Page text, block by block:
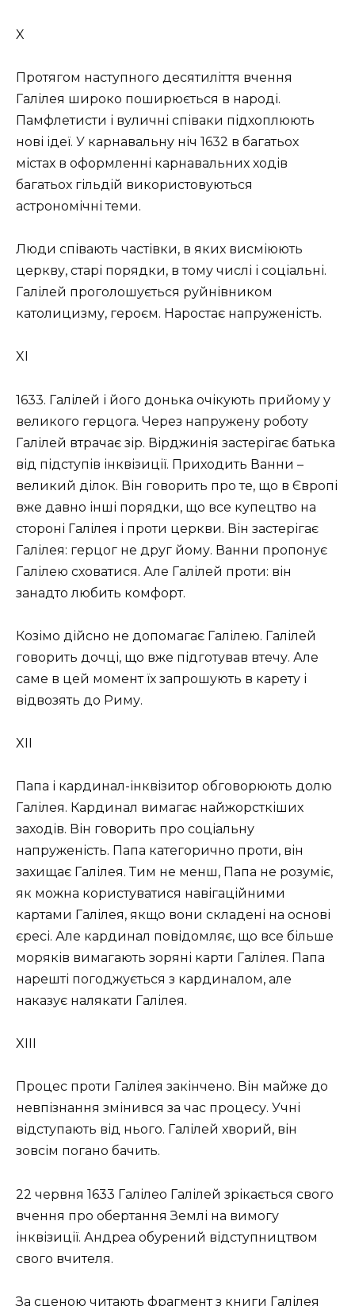
X
Протягом наступного десятиліття вчення
Галілея широко поширюється в народі.
Памфлетисти і вуличні співаки підхоплюють
нові ідеї. У карнавальну ніч 1632 в багатьох
містах в оформленні карнавальних ходів
багатьох гільдій використовуються
астрономічні теми.
Люди співають частівки, в яких висміюють
церкву, старі порядки, в тому числі і соціальні.
Галілей проголошується руйнівником
католицизму, героєм. Наростає напруженість.
XI
1633. Галілей і його донька очікують прийому у
великого герцога. Через напружену роботу
Галілей втрачає зір. Вірджинія застерігає батька
від підступів інквізиції. Приходить Ванни –
великий ділок. Він говорить про те, що в Європі
вже давно інші порядки, що все купецтво на
стороні Галілея і проти церкви. Він застерігає
Галілея: герцог не друг йому. Ванни пропонує
Галілею сховатися. Але Галілей проти: він
занадто любить комфорт.
Козімо дійсно не допомагає Галілею. Галілей
говорить дочці, що вже підготував втечу. Але
саме в цей момент їх запрошують в карету і
відвозять до Риму.
XII
Папа і кардинал-інквізитор обговорюють долю
Галілея. Кардинал вимагає найжорсткіших
заходів. Він говорить про соціальну
напруженість. Папа категорично проти, він
захищає Галілея. Тим не менш, Папа не розуміє,
як можна користуватися навігаційними
картами Галілея, якщо вони складені на основі
єресі. Але кардинал повідомляє, що все більше
моряків вимагають зоряні карти Галілея. Папа
нарешті погоджується з кардиналом, але
наказує налякати Галілея.
XIII
Процес проти Галілея закінчено. Він майже до
невпізнання змінився за час процесу. Учні
відступають від нього. Галілей хворий, він
зовсім погано бачить.
22 червня 1633 Галілео Галілей зрікається свого
вчення про обертання Землі на вимогу
інквізиції. Андреа обурений відступництвом
свого вчителя.
За сценою читають фрагмент з книги Галілея